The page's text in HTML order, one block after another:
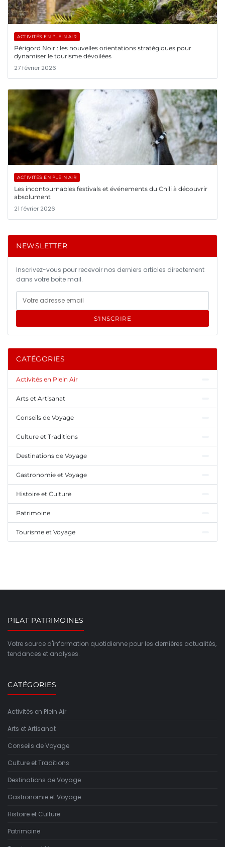
ACTIVITÉS EN PLEIN AIR
Périgord Noir : les nouvelles orientations stratégiques pour
dynamiser le tourisme dévoilées
27 février 2026
ACTIVITÉS EN PLEIN AIR
Les incontournables festivals et événements du Chili à découvrir
absolument
21 février 2026
NEWSLETTER
Inscrivez-vous pour recevoir nos derniers articles directement
dans votre boîte mail.
S'INSCRIRE
CATÉGORIES
Activités en Plein Air
Arts et Artisanat
Conseils de Voyage
Culture et Traditions
Destinations de Voyage
Gastronomie et Voyage
Histoire et Culture
Patrimoine
Tourisme et Voyage
PILAT PATRIMOINES
Votre source d'information quotidienne pour les dernières actualités,
tendances et analyses.
CATÉGORIES
Activités en Plein Air
Arts et Artisanat
Conseils de Voyage
Culture et Traditions
Destinations de Voyage
Gastronomie et Voyage
Histoire et Culture
Patrimoine